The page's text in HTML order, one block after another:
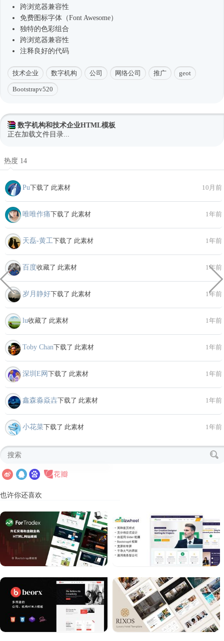
跨浏览器兼容性
免费图标字体（Font Awesome）
独特的色彩组合
跨浏览器兼容性
注释良好的代码
技术企业 数字机构 公司 网络公司 推广 geot
Bootstrapv520
数字机构和技术企业HTML模板
正在加载文件目录...
热度 14
Pu下载了 此素材 10月前
唯唯作痛下载了 此素材 1年前
天磊-黄工下载了 此素材 1年前
百度收藏了 此素材 1年前
岁月静好下载了 此素材 1年前
lu收藏了 此素材 1年前
Toby Chan下载了 此素材 1年前
深圳E网 下载了 此素材 1年前
鑫森淼焱壵下载了 此素材 1年前
小花菜下载了 此素材 1年前
也许你还喜欢